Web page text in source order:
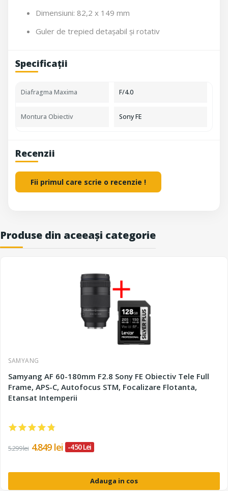
Dimensiuni: 82,2 x 149 mm
Guler de trepied detașabil și rotativ
Specificații
Diafragma Maxima F/4.0
Montura Obiectiv Sony FE
Recenzii
Fii primul care scrie o recenzie !
Produse din aceeași categorie
SAMYANG
Samyang AF 60-180mm F2.8 Sony FE Obiectiv Tele Full
Frame, APS-C, Autofocus STM, Focalizare Flotanta,
Etansat Intemperii
5.299 lei 4.849 lei -450 Lei
Adauga in cos